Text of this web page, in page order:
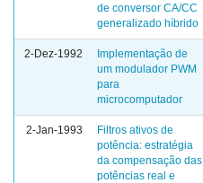
de conversor CA/CC
generalizado híbrido
2-Dez-1992
Implementação de
um modulador PWM
para
microcomputador
2-Jan-1993
Filtros ativos de
potência: estratégia
da compensação das
potências real e